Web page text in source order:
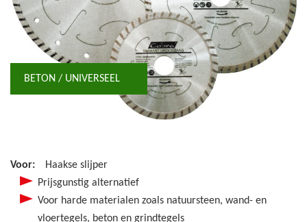
BETON / UNIVERSEEL
Voor:
Haakse slijper
Prijsgunstig alternatief
Voor harde materialen zoals natuursteen, wand- en
vloertegels, beton en grindtegels